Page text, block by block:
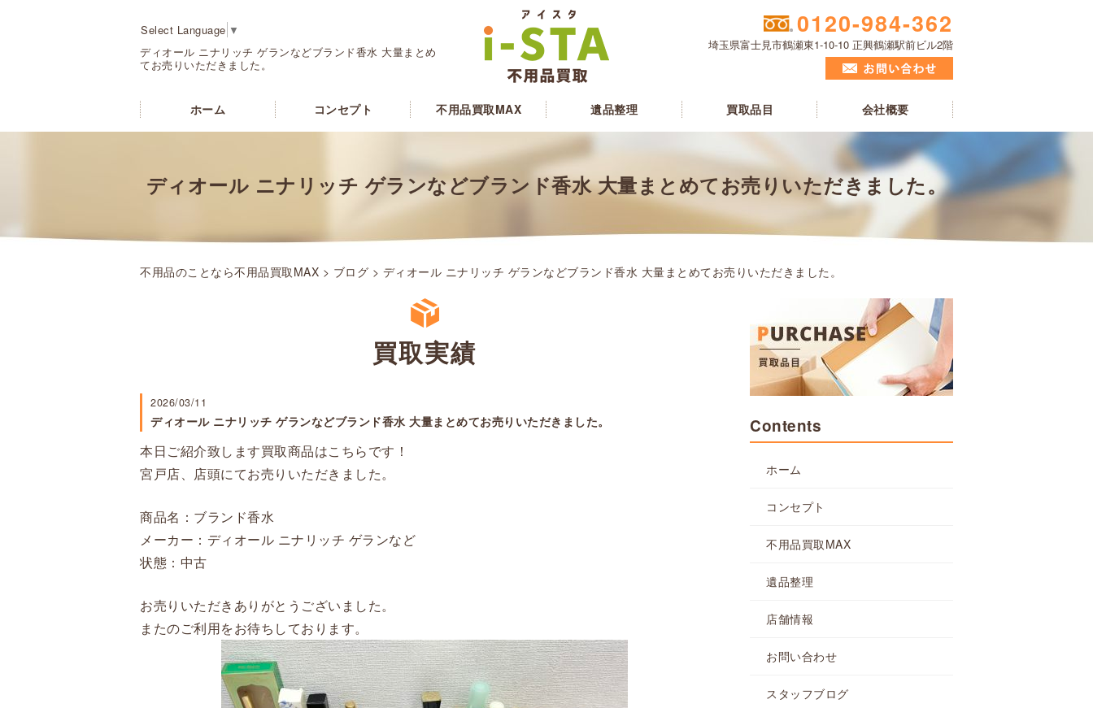
Select Language ▼
ディオール ニナリッチ ゲランなどブランド香水 大量まとめ
てお売りいただきました。
0120-984-362
埼玉県富士見市鶴瀬東1-10-10 正興鶴瀬駅前ビル2階
ホーム コンセプト 不用品買取MAX 遺品整理 買取品目 会社概要
ディオール ニナリッチ ゲランなどブランド香水 大量まとめてお売りいただきました。
不用品のことなら不用品買取MAX > ブログ > ディオール ニナリッチ ゲランなどブランド香水 大量まとめてお売りいただきました。
買取実績
2026/03/11
ディオール ニナリッチ ゲランなどブランド香水 大量まとめてお売りいただきました。
本日ご紹介致します買取商品はこちらです！
宮戸店、店頭にてお売りいただきました。
商品名：ブランド香水
メーカー：ディオール ニナリッチ ゲランなど
状態：中古
お売りいただきありがとうございました。
またのご利用をお待ちしております。
Contents
ホーム
コンセプト
不用品買取MAX
遺品整理
店舗情報
お問い合わせ
スタッフブログ